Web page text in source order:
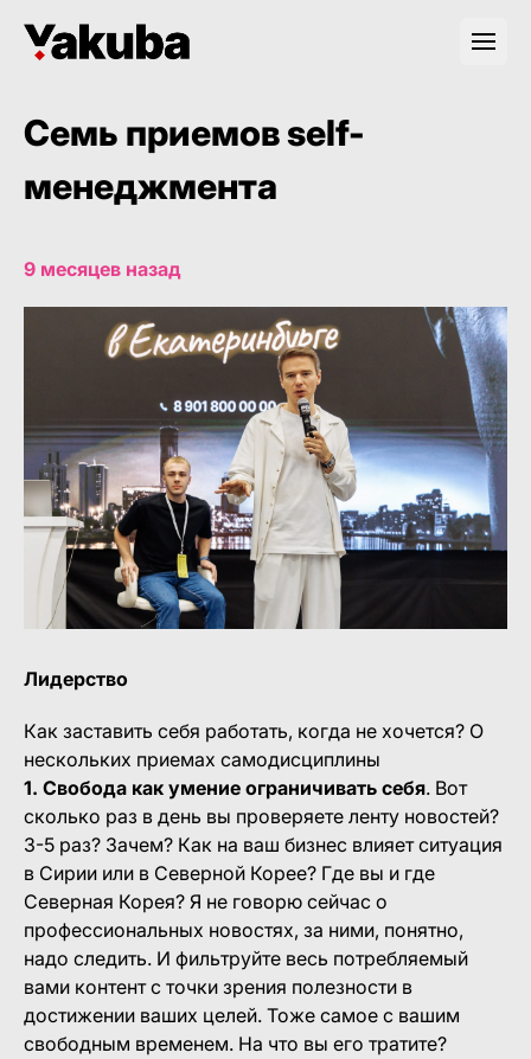
Семь приемов self-
менеджмента
9 месяцев назад
Лидерство
Как заставить себя работать, когда не хочется? О
нескольких приемах самодисциплины
1. Свобода как умение ограничивать себя. Вот
сколько раз в день вы проверяете ленту новостей?
3-5 раз? Зачем? Как на ваш бизнес влияет ситуация
в Сирии или в Северной Корее? Где вы и где
Северная Корея? Я не говорю сейчас о
профессиональных новостях, за ними, понятно,
надо следить. И фильтруйте весь потребляемый
вами контент с точки зрения полезности в
достижении ваших целей. Тоже самое с вашим
свободным временем. На что вы его тратите?